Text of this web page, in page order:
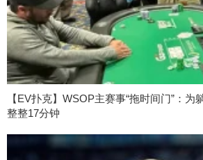
【EV扑克】WSOP主赛事“拖时间门”：为
整整17分钟